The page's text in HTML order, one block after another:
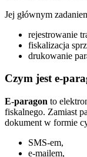
Jej głównym
rejestrowanie
fiskalizacja
drukowanie
Czym jest e-
E-paragon to
fiskalnego. Zamiast
dokument w formie
SMS-em,
e-mailem,